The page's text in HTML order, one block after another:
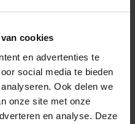
cookies
en advertenties te
social media te bieden
Ook delen we
onze site met onze
en analyse. Deze